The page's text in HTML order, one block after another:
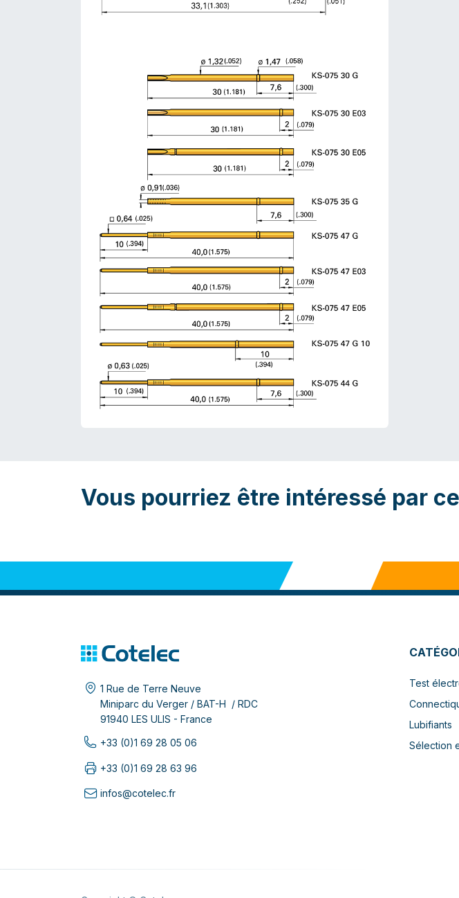
Vous pourriez être intéressé par
1 Rue de Terre Neuve
Miniparc du Verger / BAT-H / RDC
91940 LES ULIS - France
+33 (0)1 69 28 05 06
+33 (0)1 69 28 63 96
infos@cotelec.fr
Test
Lubifiants
Sélection